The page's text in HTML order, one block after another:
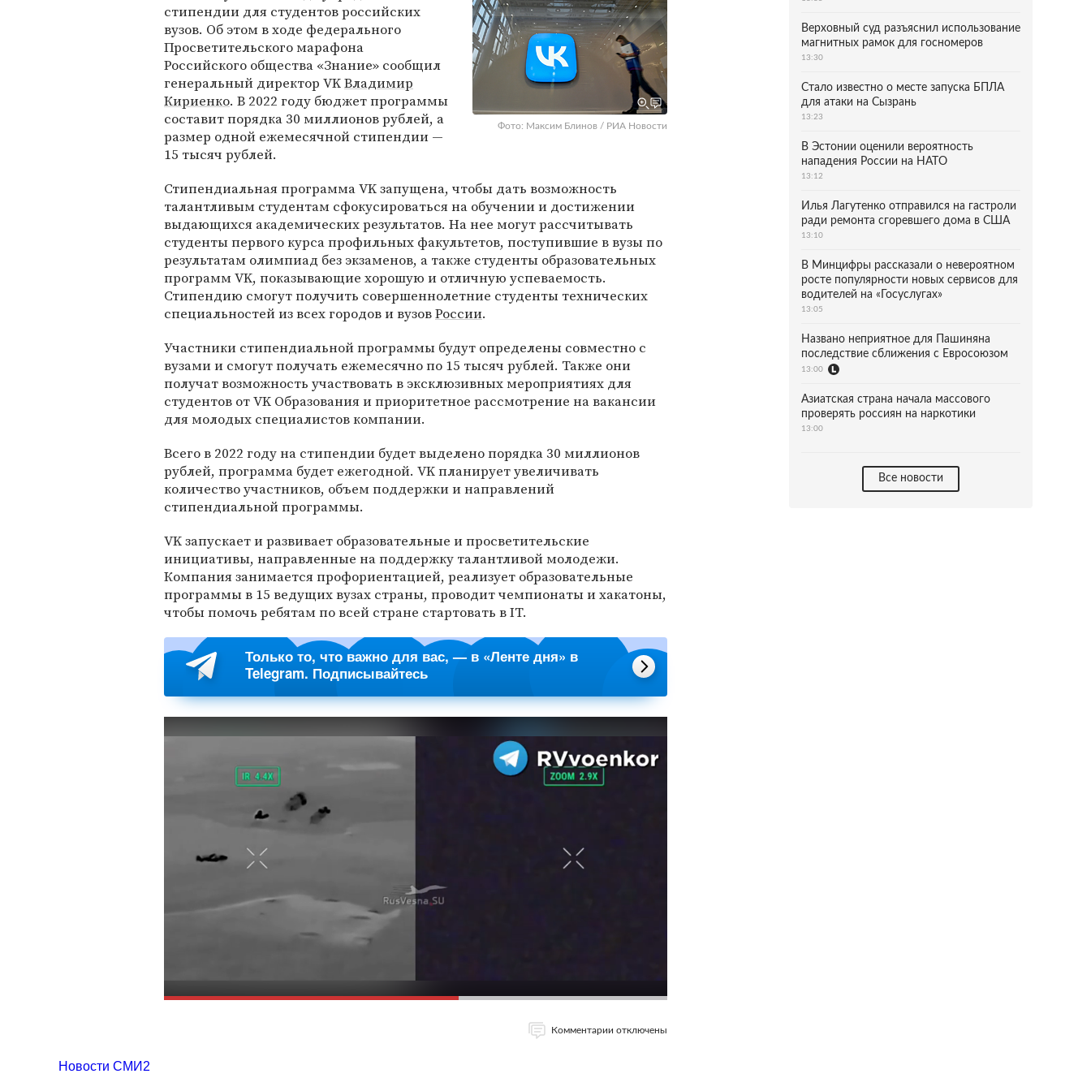
Фото: Максим Блинов / РИА Новости
стипендии для студентов российских
вузов. Об этом в ходе федерального
Просветительского марафона
Российского общества «Знание» сообщил
генеральный директор VKВладимир
Кириенко. В 2022 году бюджет программы
составит порядка 30 миллионов рублей, а
размер одной ежемесячной стипендии —
15 тысяч рублей.
Стипендиальная программа VK запущена, чтобы дать возможность
талантливым студентам сфокусироваться на обучении и достижении
выдающихся академических результатов. На нее могут рассчитывать
студенты первого курса профильных факультетов, поступившие в вузы по
результатам олимпиад без экзаменов, а также студенты образовательных
программ VK, показывающие хорошую и отличную успеваемость.
Стипендию смогут получить совершеннолетние студенты технических
специальностей из всех городов и вузовРоссии.
Участники стипендиальной программы будут определены совместно с
вузами и смогут получать ежемесячно по 15 тысяч рублей. Также они
получат возможность участвовать в эксклюзивных мероприятиях для
студентов от VK Образования и приоритетное рассмотрение на вакансии
для молодых специалистов компании.
Всего в 2022 году на стипендии будет выделено порядка 30 миллионов
рублей, программа будет ежегодной. VK планирует увеличивать
количество участников, объем поддержки и направлений
стипендиальной программы.
VK запускает и развивает образовательные и просветительские
инициативы, направленные на поддержку талантливой молодежи.
Компания занимается профориентацией, реализует образовательные
программы в 15 ведущих вузах страны, проводит чемпионаты и хакатоны,
чтобы помочь ребятам по всей стране стартовать в IT.
Только то, что важно для вас, — в «Ленте дня» в
Telegram. Подписывайтесь
Комментарии отключены
Верховный суд разъяснил использование
магнитных рамок для госномеров
13:30
Стало известно о месте запуска БПЛА
для атаки на Сызрань
13:23
В Эстонии оценили вероятность
нападения России на НАТО
13:12
Илья Лагутенко отправился на гастроли
ради ремонта сгоревшего дома в США
13:10
В Минцифры рассказали о невероятном
росте популярности новых сервисов для
водителей на «Госуслугах»
13:05
Названо неприятное для Пашиняна
последствие сближения с Евросоюзом
13:00
Азиатская страна начала массового
проверять россиян на наркотики
13:00
Все новости
Новости СМИ2